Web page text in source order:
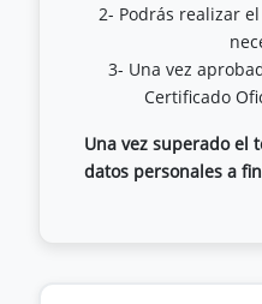
2- Podrás realizar
3- Una vez
Una vez superado el
datos personales a